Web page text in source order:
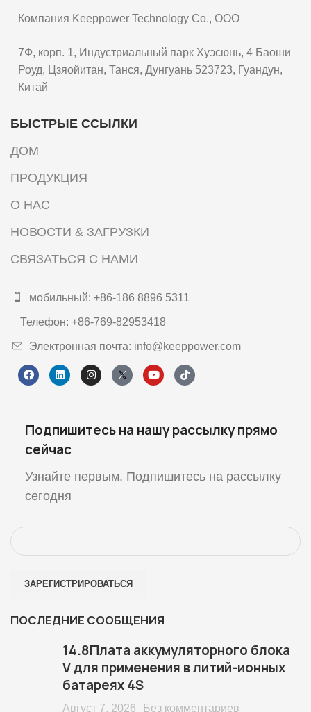
Компания Keeppower Technology Co., ООО
7Ф, корп. 1, Индустриальный парк Хуэсюнь, 4 Баоши
Роуд, Цзяойитан, Танся, Дунгуань 523723, Гуандун,
Китай
БЫСТРЫЕ ССЫЛКИ
ДОМ
ПРОДУКЦИЯ
О НАС
НОВОСТИ & ЗАГРУЗКИ
СВЯЗАТЬСЯ С НАМИ
мобильный: +86-186 8896 5311
Телефон: +86-769-82953418
Электронная почта: info@keeppower.com
Подпишитесь на нашу рассылку прямо
сейчас
Узнайте первым. Подпишитесь на рассылку
сегодня
ПОСЛЕДНИЕ СООБЩЕНИЯ
14.8Плата аккумуляторного блока
V для применения в литий-ионных
батареях 4S
Август 7, 2026 Без комментариев